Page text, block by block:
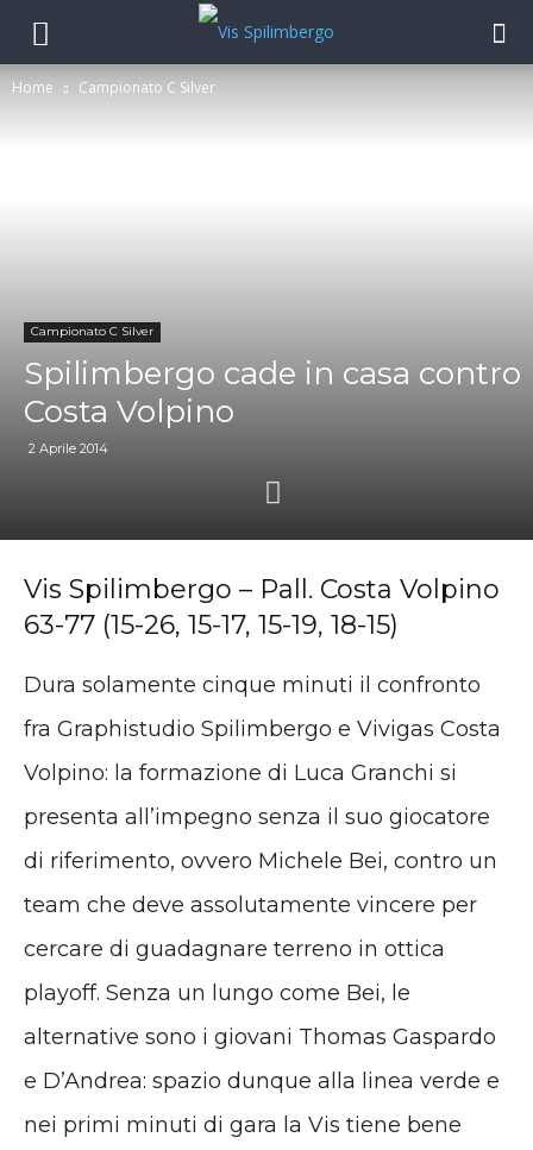
Home Campionato C Silver
Campionato C Silver
Spilimbergo cade in casa contro
Costa Volpino
2 Aprile 2014
Vis Spilimbergo – Pall. Costa Volpino
63-77 (15-26, 15-17, 15-19, 18-15)
Dura solamente cinque minuti il confronto
fra Graphistudio Spilimbergo e Vivigas Costa
Volpino: la formazione di Luca Granchi si
presenta all’impegno senza il suo giocatore
di riferimento, ovvero Michele Bei, contro un
team che deve assolutamente vincere per
cercare di guadagnare terreno in ottica
playoff. Senza un lungo come Bei, le
alternative sono i giovani Thomas Gaspardo
e D’Andrea: spazio dunque alla linea verde e
nei primi minuti di gara la Vis tiene bene